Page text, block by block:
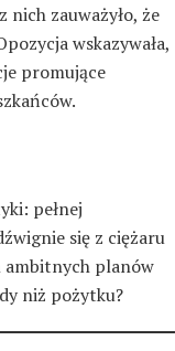
nich zauważyło, że
wskazywała,
promujące
pełnej
się z ciężaru
ambitnych planów
niż pożytku?